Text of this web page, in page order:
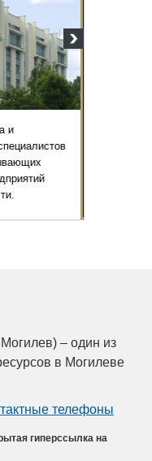
– один из
в Могилеве
телефоны
гиперссылка на